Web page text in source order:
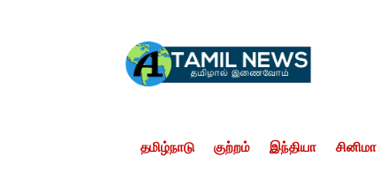
தமிழ்நாடு குற்றம் இந்தியா சினிமா